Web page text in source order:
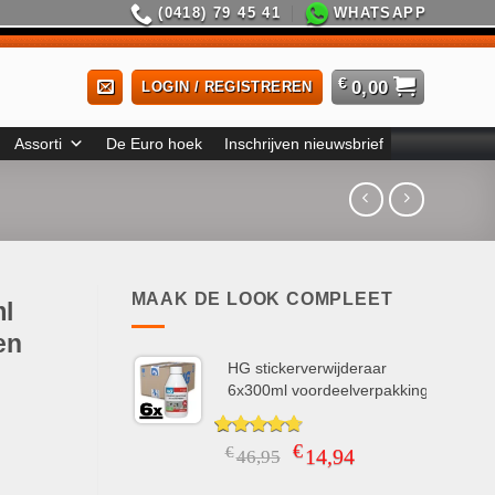
(0418) 79 45 41 WHATSAPP
LOGIN / REGISTREREN € 0,00
Assorti De Euro hoek Inschrijven nieuwsbrief
MAAK DE LOOK COMPLEET
HG stickerverwijderaar
6x300ml voordeelverpakking
Gewaardeerd
4.75op 5
€46,95Oorspronkelijke
€14,94Huidige